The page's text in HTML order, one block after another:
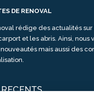
DE RENOVAL
rédige des actualités sur
et les abris. Ainsi, nous
mais aussi des